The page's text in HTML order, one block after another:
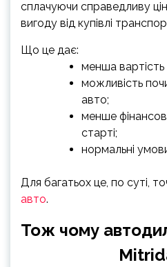
сплачуючи справедливу
вигоду від купівлі
Що це дає:
менша
можливість
авто;
менше
старті;
нормальні
Для багатьох це, по суті,
авто.
Тож чому